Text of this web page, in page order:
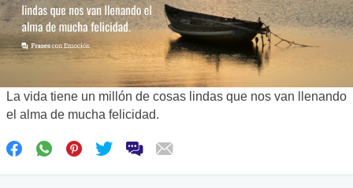
La vida tiene un millón de cosas lindas que nos van llenando
el alma de mucha felicidad.